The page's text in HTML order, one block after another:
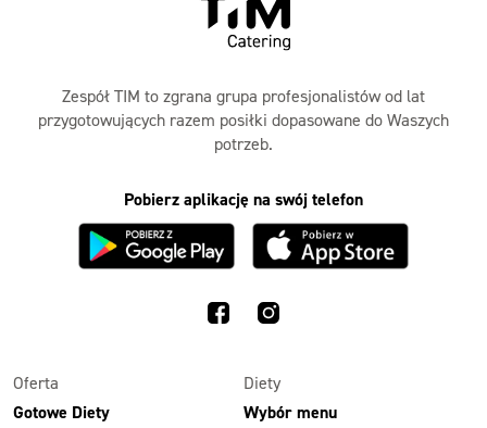
Zespół TIM to zgrana grupa profesjonalistów od lat
przygotowujących razem posiłki dopasowane do Waszych
potrzeb.
Pobierz aplikację na swój telefon
Oferta
Gotowe Diety
Diety
Wybór menu